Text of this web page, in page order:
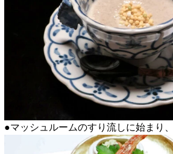
●マッシュルームのすり流しに始まり、